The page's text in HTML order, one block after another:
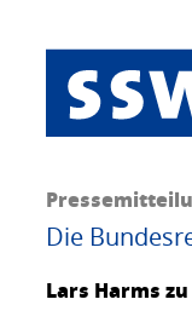
Die
Lars Harms